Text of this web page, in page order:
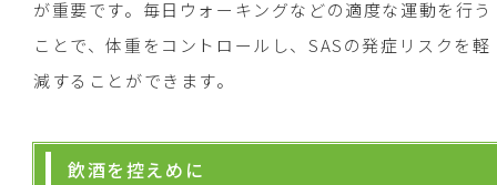
が重要です。毎日ウォーキングなどの適度な運動を行う
ことで、体重をコントロールし、SASの発症リスクを軽
減することができます。
飲酒を控えめに